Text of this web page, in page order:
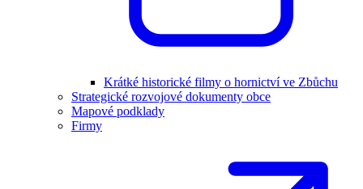
Krátké historické filmy o hornictví ve Zbůchu
Strategické rozvojové dokumenty obce
Mapové podklady
Firmy